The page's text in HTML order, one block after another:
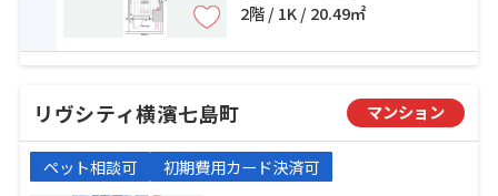
2階 / 1K / 20.49㎡
リヴシティ横濱七島町 マンション
ペット相談可 初期費用カード決済可